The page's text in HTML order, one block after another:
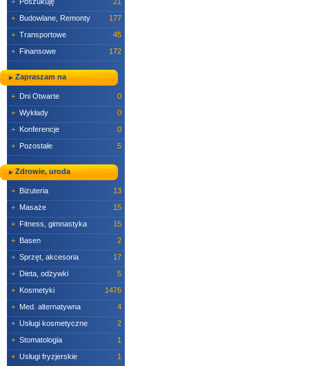
+ Budowlane, Remonty
177
+ Transportowe
45
+ Finansowe 172
Zapraszam na
+ Dni Otwarte
0
+ Wykłady
0
+ Konferencje
0
+ Pozostałe 5
Zdrowie, uroda
+ Biżuteria
13
+ Masaże
15
+ Fitness, gimnastyka
15
+ Basen
2
+ Sprzęt, akcesoria
17
+ Dieta, odżywki
5
+ Kosmetyki
1476
+ Med. alternatywna
4
+ Usługi kosmetyczne
2
+ Stomatologia
1
+ Usługi fryzjerskie
1